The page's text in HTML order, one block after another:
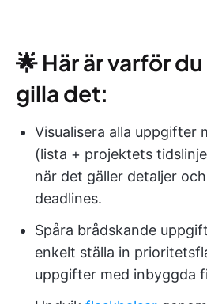
🌟 Här är varför
gilla det:
Visualisera alla uppgifter
(lista + projektets
när det gäller detaljer
deadlines.
Spåra brådskande
enkelt ställa in
uppgifter med inbyggda